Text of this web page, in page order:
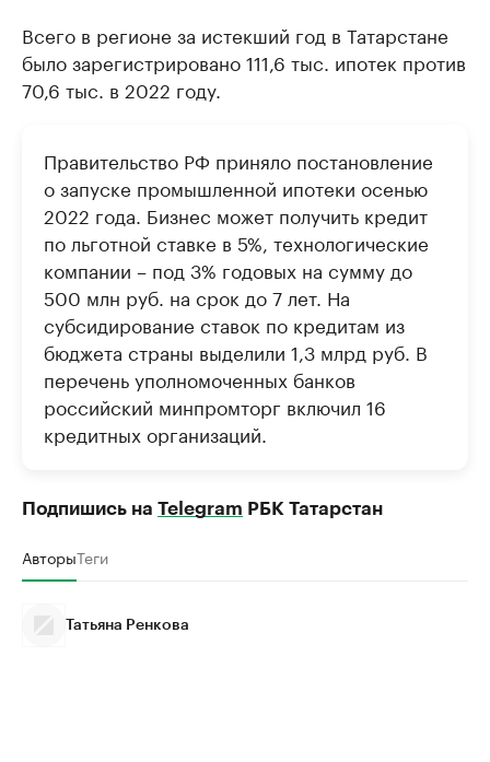
Всего в регионе за истекший год в Татарстане
было зарегистрировано 111,6 тыс. ипотек против
70,6 тыс. в 2022 году.
Правительство РФ приняло постановление
о запуске промышленной ипотеки осенью
2022 года. Бизнес может получить кредит
по льготной ставке в 5%, технологические
компании – под 3% годовых на сумму до
500 млн руб. на срок до 7 лет. На
субсидирование ставок по кредитам из
бюджета страны выделили 1,3 млрд руб. В
перечень уполномоченных банков
российский минпромторг включил 16
кредитных организаций.
Подпишись на Telegram РБК Татарстан
АвторыТеги
Татьяна Ренкова